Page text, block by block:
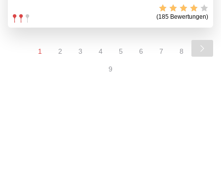
(185 Bewertungen)
1 2 3 4 5 6 7 8
9